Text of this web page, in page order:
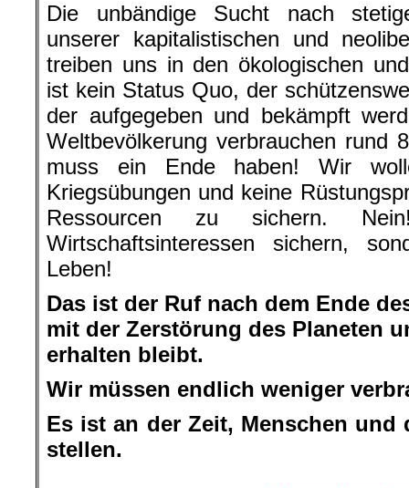
Die unbändige Sucht nach
unserer kapitalistischen und
treiben uns in den ökologischen
ist kein Status Quo, der
der aufgegeben und bekämpft
Weltbevölkerung verbrauchen rund
muss ein Ende haben! Wir
Kriegsübungen und keine
Ressourcen zu sichern.
Wirtschaftsinteressen sichern,
Leben!
Das ist der Ruf nach dem Ende
mit der Zerstörung des Planeten
erhalten bleibt.
Wir müssen endlich weniger
Es ist an der Zeit, Menschen und
stellen.